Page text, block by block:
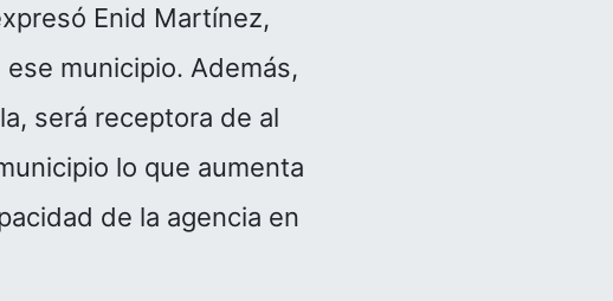
Enid Martínez,
municipio. Además,
será receptora de al
lo que aumenta
de la agencia en